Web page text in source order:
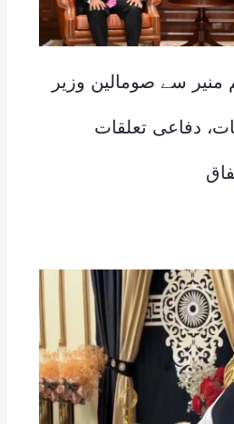
سے صومالین وزیر
دفاعی تعلقات